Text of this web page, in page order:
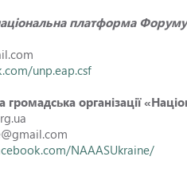
платформа Форуму
unp.eap.csf
громадська організації
NAAASUkraine/